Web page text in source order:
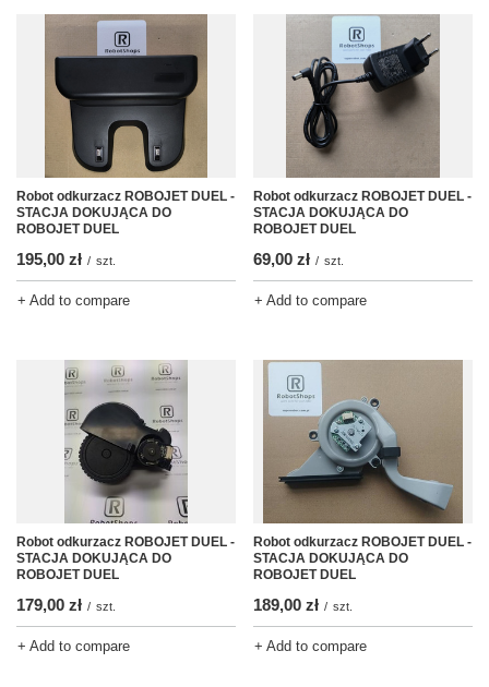
Robot odkurzacz ROBOJET DUEL -
STACJA DOKUJĄCA DO
ROBOJET DUEL
195,00 zł / szt.
+ Add to compare
Robot odkurzacz ROBOJET DUEL -
STACJA DOKUJĄCA DO
ROBOJET DUEL
69,00 zł / szt.
+ Add to compare
Robot odkurzacz ROBOJET DUEL -
STACJA DOKUJĄCA DO
ROBOJET DUEL
179,00 zł / szt.
+ Add to compare
Robot odkurzacz ROBOJET DUEL -
STACJA DOKUJĄCA DO
ROBOJET DUEL
189,00 zł / szt.
+ Add to compare